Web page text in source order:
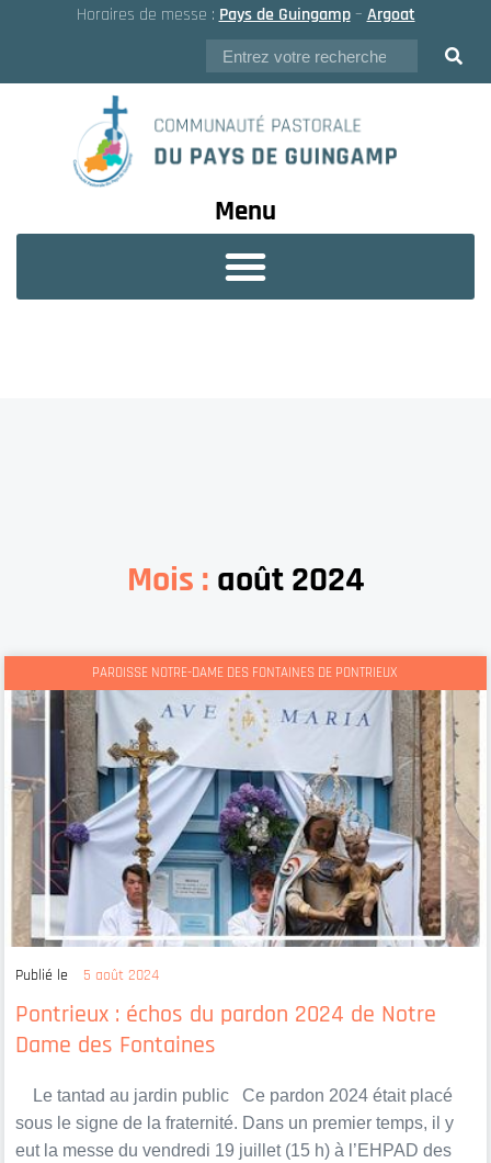
Horaires de messe : Pays de Guingamp– Argoat
Menu
Mois : août 2024
PAROISSE NOTRE-DAME DES FONTAINES DE PONTRIEUX
Pontrieux : échos du pardon 2024 de Notre
Dame des Fontaines
Publié le 5 août 2024
Le tantad au jardin public Ce pardon 2024 était placé
sous le signe de la fraternité. Dans un premier temps, il y
eut la messe du vendredi 19 juillet (15 h) à l’EHPAD des